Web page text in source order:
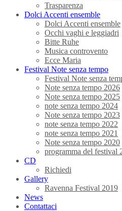
Trasparenza
Dolci Accenti ensemble
Dolci Accenti ensemble
Occhi vaghi e leggiadri
Bitte Ruhe
Musica controvento
Ecce Maria
Festival Note senza tempo
Festival Note senza
Note senza tempo 2026
Note senza tempo 2025
note senza tempo 2024
Note senza tempo 2023
note senza tempo 2022
note senza tempo 2021
Note senza tempo 2020
programma del festival
CD
Richiedi
Gallery
Ravenna Festival 2019
News
Contattaci